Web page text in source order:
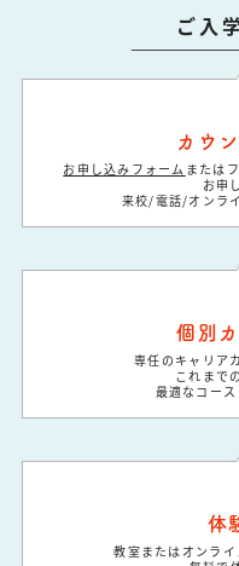
ご入
カウ
お申し込みフォーム または
お申
来校/電話/オンラ
個別
専任のキャリア
これまで
最適なコース
体
教室またはオンラ